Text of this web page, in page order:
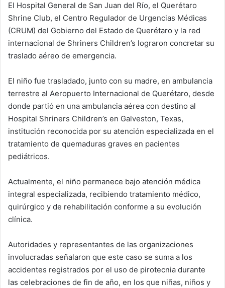
El Hospital General de San Juan del Río, el Querétaro
Shrine Club, el Centro Regulador de Urgencias Médicas
(CRUM) del Gobierno del Estado de Querétaro y la red
internacional de Shriners Children’s lograron concretar su
traslado aéreo de emergencia.
El niño fue trasladado, junto con su madre, en ambulancia
terrestre al Aeropuerto Internacional de Querétaro, desde
donde partió en una ambulancia aérea con destino al
Hospital Shriners Children’s en Galveston, Texas,
institución reconocida por su atención especializada en el
tratamiento de quemaduras graves en pacientes
pediátricos.
Actualmente, el niño permanece bajo atención médica
integral especializada, recibiendo tratamiento médico,
quirúrgico y de rehabilitación conforme a su evolución
clínica.
Autoridades y representantes de las organizaciones
involucradas señalaron que este caso se suma a los
accidentes registrados por el uso de pirotecnia durante
las celebraciones de fin de año, en los que niñas, niños y